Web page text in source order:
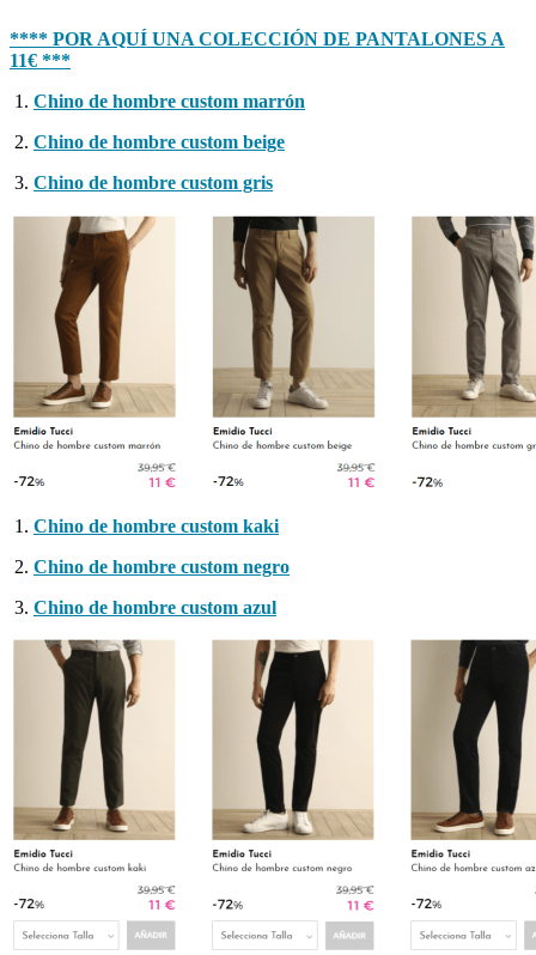
**** POR AQUÍ UNA COLECCIÓN DE PANTALONES A
11€ ***
Chino de hombre custom marrón
Chino de hombre custom beige
Chino de hombre custom gris
Chino de hombre custom kaki
Chino de hombre custom negro
Chino de hombre custom azul